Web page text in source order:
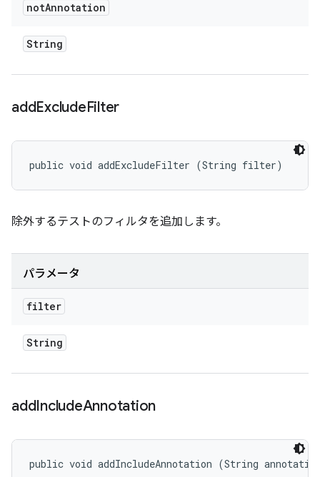
notAnnotation
String
addExcludeFilter
public void addExcludeFilter (String filter)
除外するテストのフィルタを追加します。
パラメータ
filter
String
addIncludeAnnotation
public void addIncludeAnnotation (String